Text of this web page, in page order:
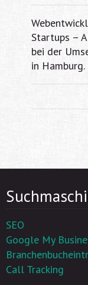
Startups –
bei der
in Hamburg.
SEO
Google My
Call Tracking